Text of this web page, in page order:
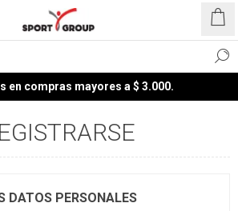
en compras mayores a $ 3.000.
DATOS PERSONALES